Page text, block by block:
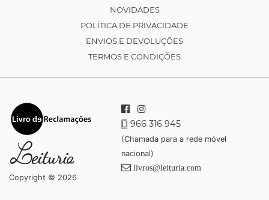
NOVIDADES
POLÍTICA DE PRIVACIDADE
ENVIOS E DEVOLUÇÕES
TERMOS E CONDIÇÕES
Copyright © 2026
966 316 945
(Chamada para a rede móvel
nacional)
livros@leituria.com